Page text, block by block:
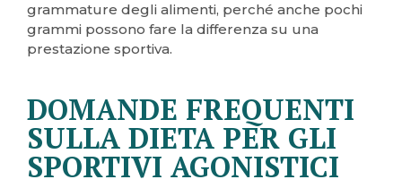
grammature degli alimenti, perché anche pochi
grammi possono fare la differenza su una
prestazione sportiva.
DOMANDE FREQUENTI
SULLA DIETA PER GLI
SPORTIVI AGONISTICI